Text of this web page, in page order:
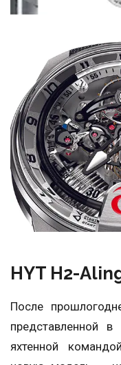
HYT H2-
После
представленной
яхтенной